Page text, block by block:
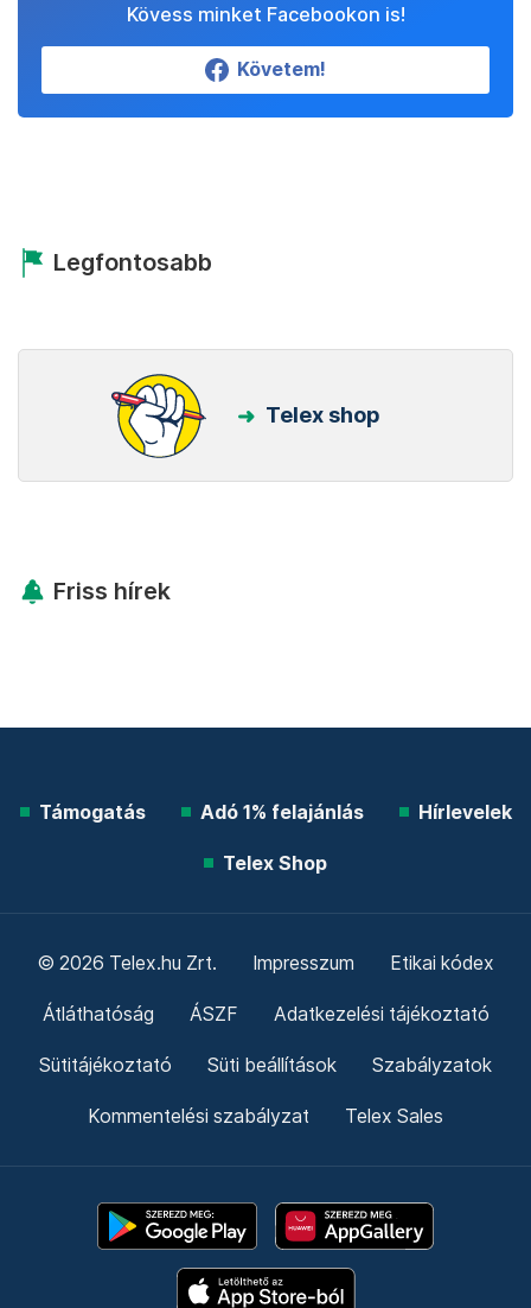
Kövess minket Facebookon is!
Követem!
Legfontosabb
Telex shop
Friss hírek
Támogatás Adó 1% felajánlás Hírlevelek
Telex Shop
© 2026 Telex.hu Zrt. Impresszum Etikai kódex
Átláthatóság ÁSZF Adatkezelési tájékoztató
Sütitájékoztató Süti beállítások Szabályzatok
Kommentelési szabályzat Telex Sales